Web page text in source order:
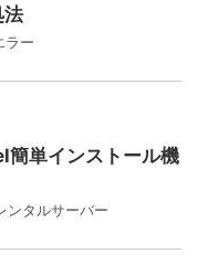
ラー
単インストール機
ンタルサーバー